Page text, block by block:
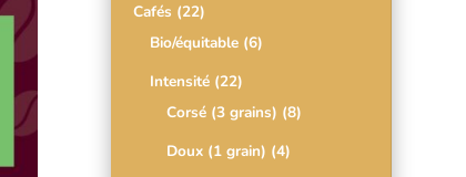
Cafés (22)
Bio/équitable (6)
Intensité (22)
Corsé (3 grains) (8)
Doux (1 grain) (4)